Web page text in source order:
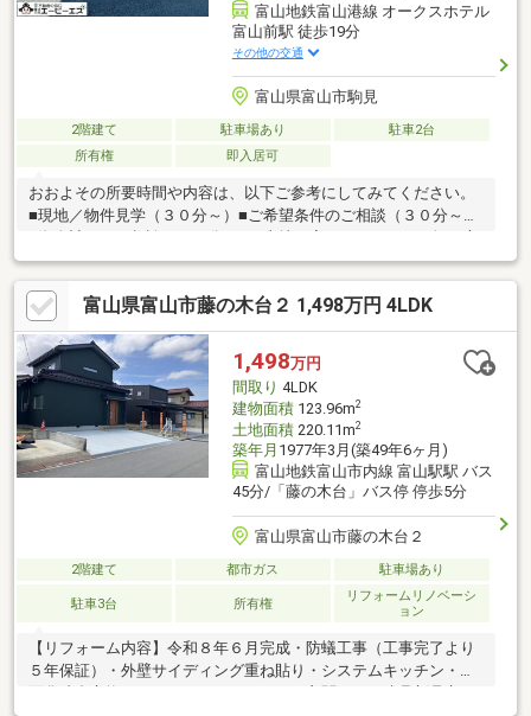
富山地鉄富山港線 オークスホテル
富山前駅 徒歩19分
その他の交通
富山県富山市駒見
2階建て 駐車場あり
駐車2台
所有権
即入居可
おおよその所要時間や内容は、以下ご参考にしてみてください。
■現地／物件見学（３０分～）■ご希望条件のご相談（３０分～）
■資金計画のご相談（３０分～）■土地・家・マンションの探し方
のご相談（３０分～）■会社の強みのご紹介（３０分～）■持家を
お持ちの方のお住み替えのご相談（３０分～）マイホーム購入は
人生の大切なご決断です。気になる点は何でもお気軽にご相談く
ださい。当社スタッフが、ご納得頂けるまでご相談をお受けいた
します。【0120-011-768】へお電話いただくか、【オレンジ色資
料請求（無料）ボタン】【赤色見学予約をする（無料）ボタン】
よりお問い合わせください。
富山県富山市藤の木台２ 1,498万円 4LDK
1,498万円
間取り 4LDK
建物面積123.96m2
土地面積220.11m2
築年月 1977年3月(築49年6ヶ月)
富山地鉄富山市内線 富山駅駅 バス
45分/「藤の木台」バス停 停歩5分
富山県富山市藤の木台２
2階建て 都市ガス 駐車場あり
駐車3台 所有権
リフォームリノベーシ
ョン
【リフォーム内容】令和８年６月完成・防蟻工事（工事完了より
５年保証）・外壁サイディング重ね貼り・システムキッチン・洗